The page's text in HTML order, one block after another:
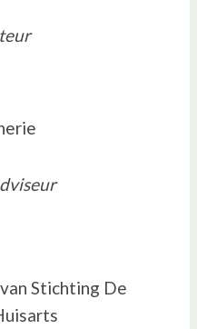
Stichting De